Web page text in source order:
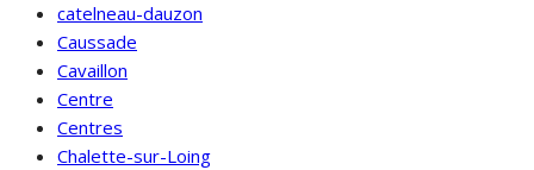
catelneau-dauzon
Caussade
Cavaillon
Centre
Centres
Chalette-sur-Loing